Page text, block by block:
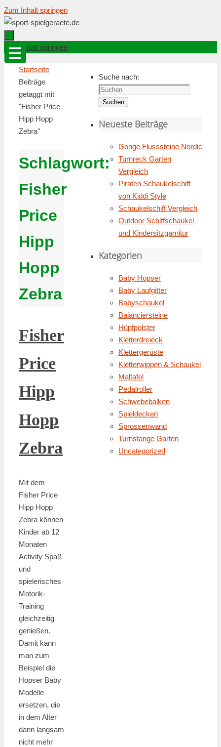
Zum Inhalt springen
Zum Inhalt springen
Startseite
Beiträge
getaggt mit
"Fisher Price
Hipp Hopp
Zebra"
Schlagwort:
Fisher
Price
Hipp
Hopp
Zebra
Fisher
Price
Hipp
Hopp
Zebra
Mit dem
Fisher Price
Hipp Hopp
Zebra können
Kinder ab 12
Monaten
Activity Spaß
und
spielerisches
Motorik-
Training
gleichzeitig
genießen.
Damit kann
man zum
Beispiel die
Hopser Baby
Modelle
ersetzen, die
in dem Alter
dann langsam
nicht mehr
Suche nach:
Suchen
Neueste Beiträge
Gonge Flusssteine Nordic
Turnreck Garten
Vergleich
Piraten Schaukelschiff
von Kiddi Style
Schaukelschiff Vergleich
Outdoor Schiffschaukel
und Kindersitzgarnitur
Kategorien
Baby Hopser
Baby Laufgitter
Babyschaukel
Balanciersteine
Hüpfpolster
Kletterdreieck
Klettergerüste
Kletterwippen & Schaukel
Maltafel
Pedalroller
Schwebebalken
Spieldecken
Sprossenwand
Turnstange Garten
Uncategorized